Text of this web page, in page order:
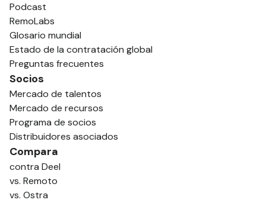
Podcast
RemoLabs
Glosario mundial
Estado de la contratación global
Preguntas frecuentes
Socios
Mercado de talentos
Mercado de recursos
Programa de socios
Distribuidores asociados
Compara
contra Deel
vs. Remoto
vs. Ostra